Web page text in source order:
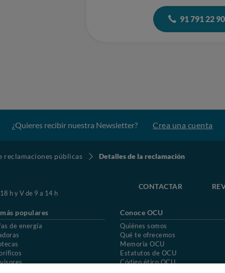
91 791 22 90
¿Quieres recibir nuestra Newsletter? Crea una cuenta
reclamaciones públicas Detalles de la reclamación
h y V de 9 a 14 h
CONTACTAR
populares
de energía
Conoce OCU
Quiénes somos
Qué te ofrecemos
Memoria OCU
Estatutos de OCU
Código ético OCU